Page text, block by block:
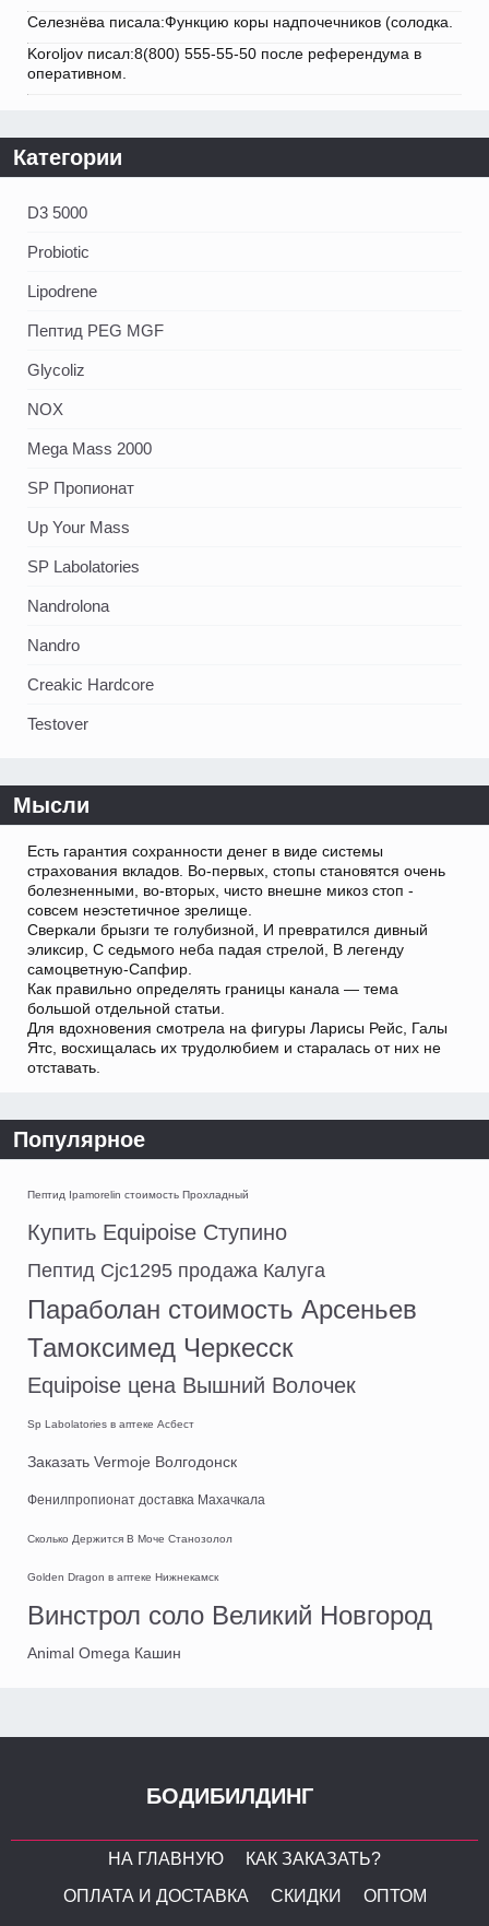
Селезнёва писала:Функцию коры надпочечников (солодка.
Koroljov писал:8(800) 555-55-50 после референдума в
оперативном.
Категории
D3 5000
Probiotic
Lipodrene
Пептид PEG MGF
Glycoliz
NOX
Mega Mass 2000
SP Пропионат
Up Your Mass
SP Labolatories
Nandrolona
Nandro
Creakic Hardcore
Testover
Мысли
Есть гарантия сохранности денег в виде системы
страхования вкладов. Во-первых, стопы становятся очень
болезненными, во-вторых, чисто внешне микоз стоп -
совсем неэстетичное зрелище.
Сверкали брызги те голубизной, И превратился дивный
эликсир, С седьмого неба падая стрелой, В легенду
самоцветную-Сапфир.
Как правильно определять границы канала — тема
большой отдельной статьи.
Для вдохновения смотрела на фигуры Ларисы Рейс, Галы
Ятс, восхищалась их трудолюбием и старалась от них не
отставать.
Популярное
Пептид Ipamorelin стоимость Прохладный
Купить Equipoise Ступино
Пептид Cjc1295 продажа Калуга
Параболан стоимость Арсеньев
Тамоксимед Черкесск
Equipoise цена Вышний Волочек
Sp Labolatories в аптеке Асбест
Заказать Vermoje Волгодонск
Фенилпропионат доставка Махачкала
Сколько Держится В Моче Станозолол
Golden Dragon в аптеке Нижнекамск
Винстрол соло Великий Новгород
Animal Omega Кашин
БОДИБИЛДИНГ
НА ГЛАВНУЮ
КАК ЗАКАЗАТЬ?
ОПЛАТА И ДОСТАВКА
СКИДКИ
ОПТОМ